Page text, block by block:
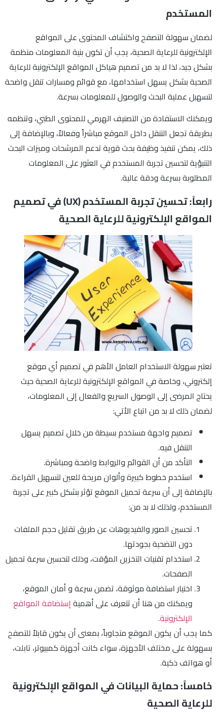
المستخدم
لضمان سهولة التصفح واكتشاف المحتوى على المواقع
الإلكترونية للرعاية الصحية، يجب أن تكون بنية المعلومات منظمة
بشكل جيد، لذا لا بد من تصميم هياكل المواقع الإلكترونية للرعاية
الصحية بشكل يسهل استخدامها، مع قوائم ومسارات تنقل واضحة
لتسهيل عملية البحث والوصول للمعلومات بسرعة.
ويمكنك الاستفادة من التصنيف الهرمي للمحتوى الطبي، وتنظمه
بطريقة تجعل التنقل داخل الموقع مباشراً وفعالاً، وبالإضافة إلى
ذلك، يمكن تنفيذ وظيفة بحث قوية تدعم المرشحات وميزات البحث
التنبؤية لتحسين تجربة المستخدم في العثور على المعلومات
المطلوبة بسرعة ودقة عالية.
رابعاً: تحسين تجربة المستخدم (UX) في تصميم
المواقع الإلكترونية للرعاية الصحية
تعتبر سهولة الاستخدام العامل الأهم في تصميم أي موقع
إلكتروني، وخاصة في المواقع الإلكترونية للرعاية الصحية حيث
يحتاج المرضى إلى الوصول السريع والفعال إلى المعلومات،
لضمان ذلك لا بد من اتباع الأتي:
تصميم واجهة مستخدم بسيطة من خلال تصميم يسهل
التنقل فيه.
التأكد من أن القوائم والروابط واضحة ومباشرة.
استخدم خطوط كبيرة وألوان مريحة للعين لتسهيل القراءة.
بالإضافة إلى أن سرعة تحميل الموقع تؤثر بشكل كبير على تجربة
المستخدم، ولذلك لا بد من:
تحسين الصور والفيديوهات عن طريق تقليل حجم الملفات
دون التضحية بجودتها.
استخدام تقنيات التخزين المؤقت، وذلك لتحسين سرعة تحميل
الصفحات.
اختيار استضافة موثوقة، تضمن سرعة و أمان الموقع،
ويمكنك من هنا أن تتعرف على أهميةإستضافة المواقع
الإلكترونية.
كما يجب أن يكون الموقع متجاوباً، بمعنى أن يكون قابلاً للتصفح
بسهولة على مختلف الأجهزة، سواء كانت أجهزة كمبيوتر، تابلت،
أو هواتف ذكية.
خامساً: حماية البيانات في المواقع الإلكترونية
للرعاية الصحية